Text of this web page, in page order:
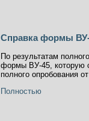
Справка формы
По результатам
формы ВУ-45, которую
полного опробования
Полностью